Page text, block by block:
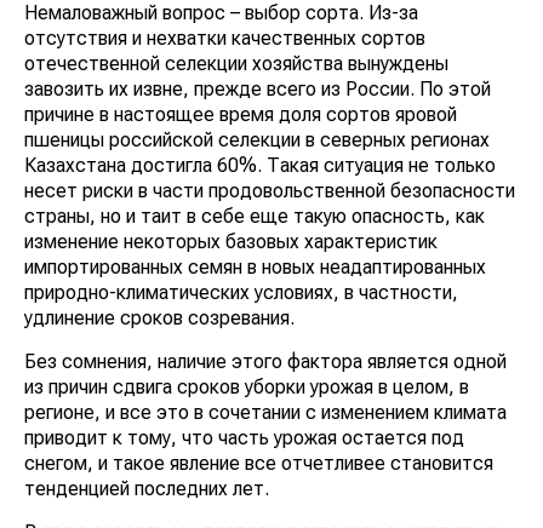
Немаловажный вопрос – выбор сорта. Из-за
отсутствия и нехватки качественных сортов
отечественной селекции хозяйст­ва вынуждены
завозить их извне, прежде всего из России. По этой
причине в настоящее время доля сортов яровой
пшеницы российской селекции в северных регионах
Казахстана достигла 60%. Такая ситуация не только
несет риски в части продовольственной безопаснос­ти
страны, но и таит в себе еще такую опасность, как
изменение некоторых базовых характерис­тик
импортированных семян в новых неадаптированных
природно-климатических условиях, в частности,
удлинение сроков созревания.
Без сомнения, наличие этого фактора является одной
из причин сдвига сроков уборки урожая в целом, в
регионе, и все это в сочетании с изменением климата
приводит к тому, что часть урожая остается под
снегом, и такое явление все отчетливее становится
тенденцией последних лет.